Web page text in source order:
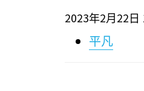
2023年2月 22 日
平凡